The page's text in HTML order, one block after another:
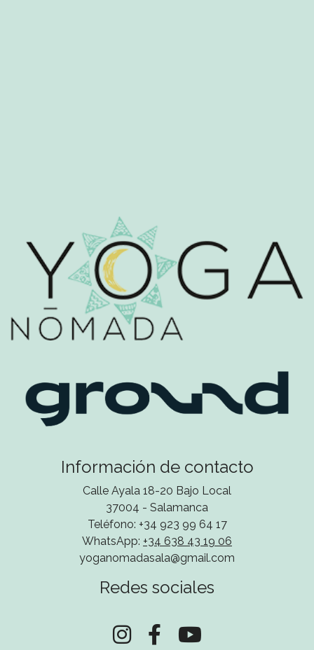
Información de contacto
Calle Ayala 18-20 Bajo Local
37004 - Salamanca
Teléfono: +34 923 99 64 17
WhatsApp: +34 638 43 19 06
yoganomadasala@gmail.com
Redes sociales